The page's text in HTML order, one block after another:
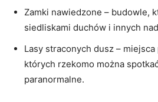
Zamki nawiedzone – budowle,
siedliskami duchów i innych
Lasy ‍straconych dusz – miejsca
których rzekomo można
paranormalne.